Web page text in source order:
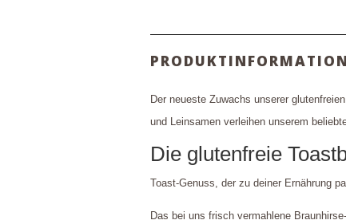
PRODUKTINFORMATION
Der neueste Zuwachs unserer
und Leinsamen verleihen unserem
Die glutenfreie
Toast-Genuss, der zu deiner Ernährung
Das bei uns frisch vermahlene